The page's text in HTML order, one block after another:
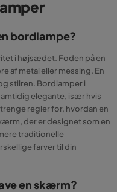
bordlampe?
i højsædet. Foden på en
af metal eller messing. En
stilren. Bordlamper i
elegante, især hvis
regler for, hvordan en
der er designet som en
traditionelle
farver til din
en skærm?